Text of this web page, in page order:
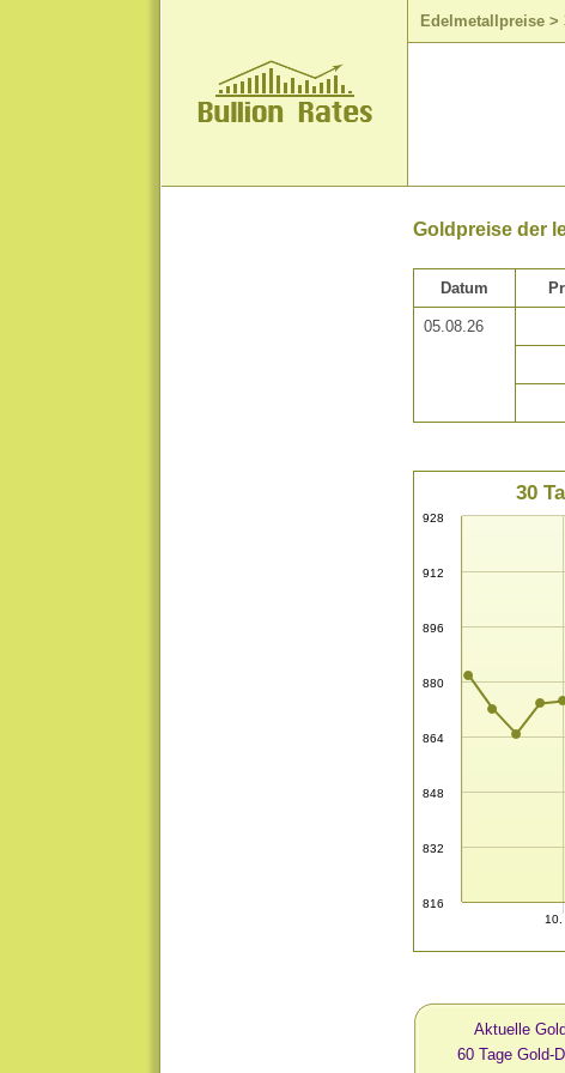
Edelmetallpreise >
Goldpreise der
Datum
05.08.26
30
816
832
848
864
880
896
912
928
10.
Aktuelle
60 Tage Gold-